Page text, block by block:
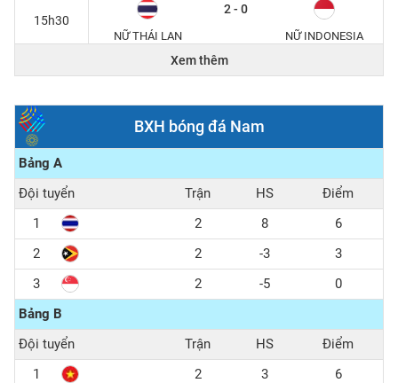
15h30
NỮ THÁI LAN
2 - 0
NỮ INDONESIA
15/12/2025
20h00
U22 THÁI LAN
1 - 0
15h30
U22 PHILIPPINES
Xem thêm
BXH bóng đá Nam
Bảng A
Đội tuyển
Trận HS
Điểm
1
2 8
6
2
2 -3
3
3
2 -5
0
Bảng B
Đội tuyển
Trận HS
Điểm
1
2 3
6